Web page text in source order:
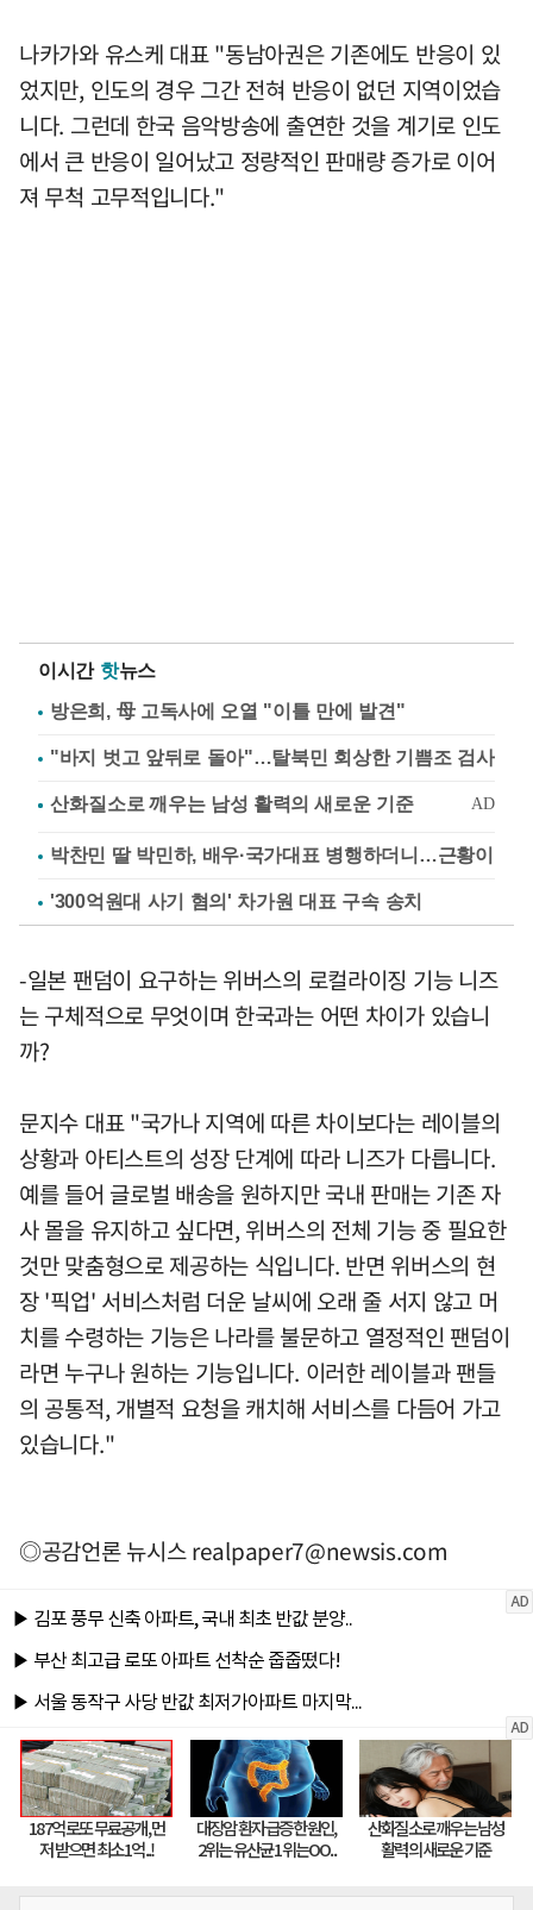
나카가와 유스케 대표 "동남아권은 기존에도 반응이 있
었지만, 인도의 경우 그간 전혀 반응이 없던 지역이었습
니다. 그런데 한국 음악방송에 출연한 것을 계기로 인도
에서 큰 반응이 일어났고 정량적인 판매량 증가로 이어
져 무척 고무적입니다."
이시간 핫뉴스
방은희, 母 고독사에 오열 "이틀 만에 발견"
"바지 벗고 앞뒤로 돌아"…탈북민 회상한 기쁨조 검사
박찬민 딸 박민하, 배우·국가대표 병행하더니…근황이
'300억원대 사기 혐의' 차가원 대표 구속 송치
-일본 팬덤이 요구하는 위버스의 로컬라이징 기능 니즈
는 구체적으로 무엇이며 한국과는 어떤 차이가 있습니
까?
문지수 대표 "국가나 지역에 따른 차이보다는 레이블의
상황과 아티스트의 성장 단계에 따라 니즈가 다릅니다.
예를 들어 글로벌 배송을 원하지만 국내 판매는 기존 자
사 몰을 유지하고 싶다면, 위버스의 전체 기능 중 필요한
것만 맞춤형으로 제공하는 식입니다. 반면 위버스의 현
장 '픽업' 서비스처럼 더운 날씨에 오래 줄 서지 않고 머
치를 수령하는 기능은 나라를 불문하고 열정적인 팬덤이
라면 누구나 원하는 기능입니다. 이러한 레이블과 팬들
의 공통적, 개별적 요청을 캐치해 서비스를 다듬어 가고
있습니다."
◎공감언론 뉴시스realpaper7@newsis.com